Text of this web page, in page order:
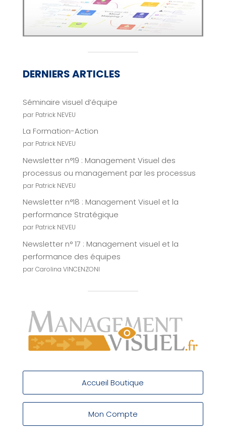
DERNIERS ARTICLES
Séminaire visuel d’équipe
par Patrick NEVEU
La Formation-Action
par Patrick NEVEU
Newsletter n°19 : Management Visuel des
processus ou management par les processus
par Patrick NEVEU
Newsletter n°18 : Management Visuel et la
performance Stratégique
par Patrick NEVEU
Newsletter n° 17 : Management visuel et la
performance des équipes
par Carolina VINCENZONI
Accueil Boutique
Mon Compte